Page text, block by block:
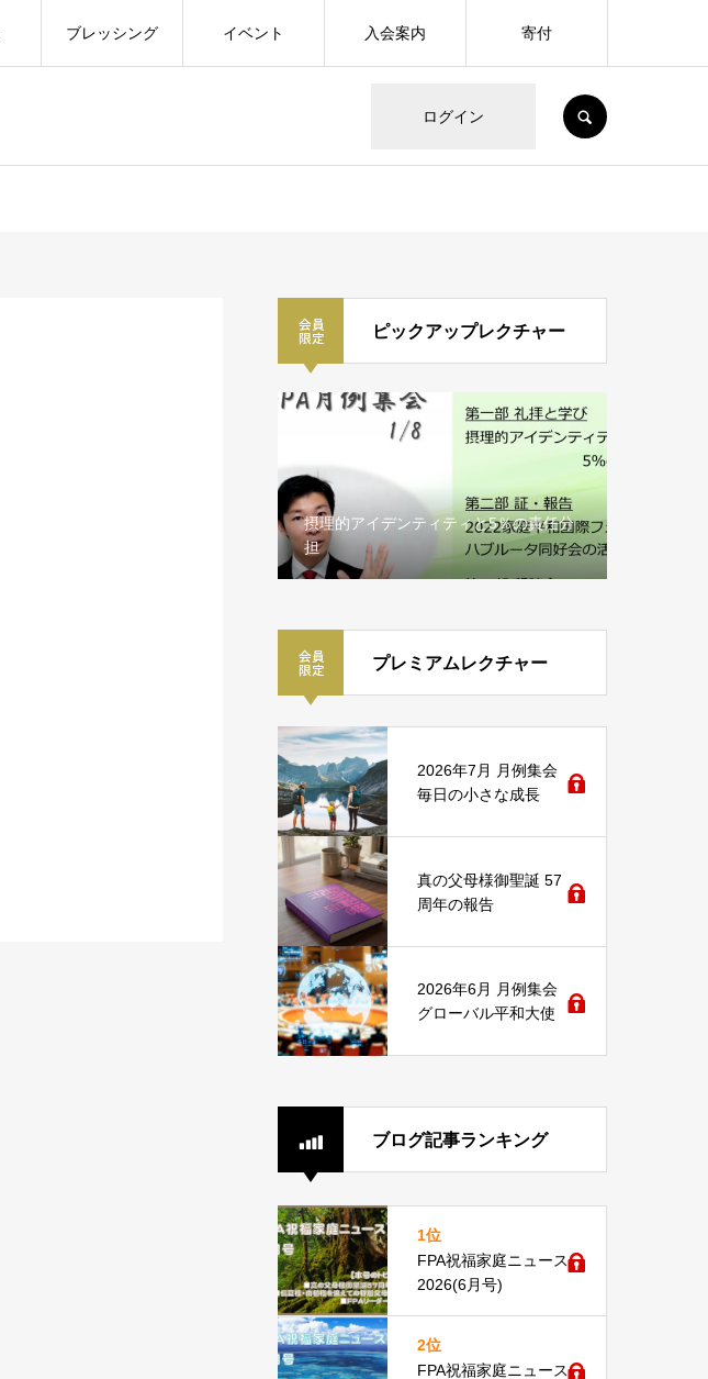
ログイン
ブレッシング イベント 入会案内 寄付
ピックアップレクチャー
摂理的アイデンティティと5％の責任分
担
プレミアムレクチャー
2026年7月 月例集会
毎日の小さな成長
真の父母様御聖誕 57
周年の報告
2026年6月 月例集会
グローバル平和大使
ブログ記事ランキング
1位
FPA祝福家庭ニュース
2026(6月号)
2位
FPA祝福家庭ニュース